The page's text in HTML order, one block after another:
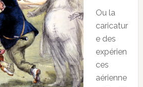
Ou la
caricatur
e des
expérien
ces
aérienne